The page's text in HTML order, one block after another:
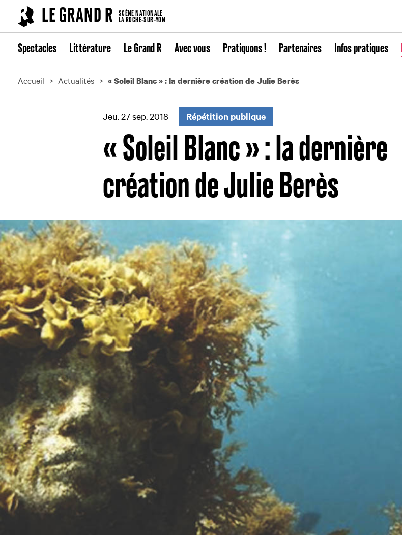
LE GRAND R
SCÈNE NATIONALE
LA ROCHE-SUR-YON
Spectacles Littérature Le Grand R Avec vous Pratiquons ! Partenaires Infos pratiques
Accueil Actualités « Soleil Blanc » : la dernière création de Julie Berès
Jeu. 27 sep. 2018 Répétition publique
« Soleil Blanc » : la dernière
création de Julie Berès
Cookies management panel